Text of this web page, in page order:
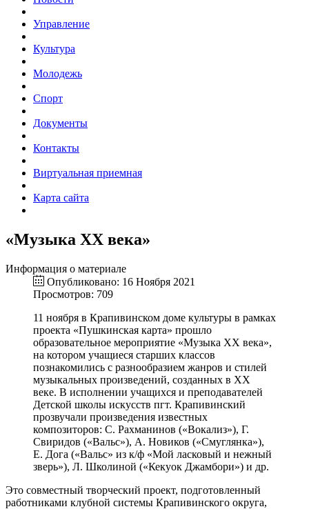
Управление
Культура
Молодежь
Спорт
Документы
Контакты
Виртуальная приемная
Карта сайта
«Музыка XX века»
Информация о материале
Опубликовано: 16 Ноября 2021
Просмотров: 709
11 ноября в Крапивинском доме культуры в рамках
проекта «Пушкинская карта» прошло
образовательное мероприятие «Музыка XX века»,
на котором учащиеся старших классов
познакомились с разнообразием жанров и стилей
музыкальных произведений, созданных в XX
веке. В исполнении учащихся и преподавателей
Детской школы искусств пгт. Крапивинский
прозвучали произведения известных
композиторов: С. Рахманинов («Вокализ»), Г.
Свиридов («Вальс»), А. Новиков («Смуглянка»),
Е. Дога («Вальс» из к/ф «Мой ласковый и нежный
зверь»), Л. Школиной («Кекуок Джамбори») и др.
Это совместный творческий проект, подготовленный
работниками клубной системы Крапивинского округа,